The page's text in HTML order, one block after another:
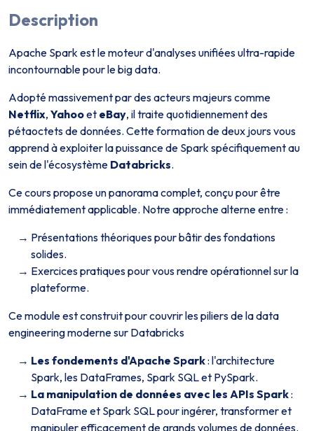
Description
Apache Spark est le moteur d'analyses unifiées ultra-rapide
incontournable pour le big data.
Adopté massivement par des acteurs majeurs comme
Netflix, Yahooet eBay, il traite quotidiennement des
pétaoctets de données. Cette formation de deux jours vous
apprend à exploiter la puissance de Spark spécifiquement au
sein de l'écosystème Databricks.
Ce cours propose un panorama complet, conçu pour être
immédiatement applicable. Notre approche alterne entre :
Présentations théoriques pour bâtir des fondations
solides.
Exercices pratiques pour vous rendre opérationnel sur la
plateforme.
Ce module est construit pour couvrir les piliers de la data
engineering moderne sur Databricks
Les fondements d'Apache Spark: l'architecture
Spark, les DataFrames, Spark SQL et PySpark.
La manipulation de données avec les APIs Spark:
DataFrame et Spark SQL pour ingérer, transformer et
manipuler efficacement de grands volumes de données.